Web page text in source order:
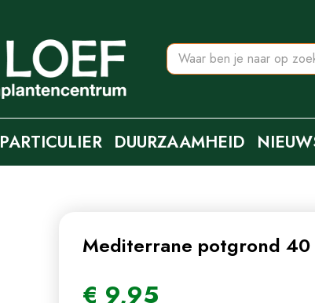
PARTICULIER DUURZAAMHEID
Mediterrane potgrond
€ 9,95